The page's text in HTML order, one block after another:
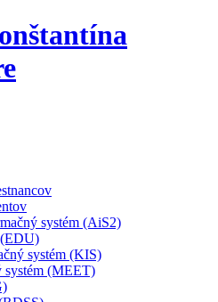
systém (AiS2)
systém (KIS)
systém (MEET)